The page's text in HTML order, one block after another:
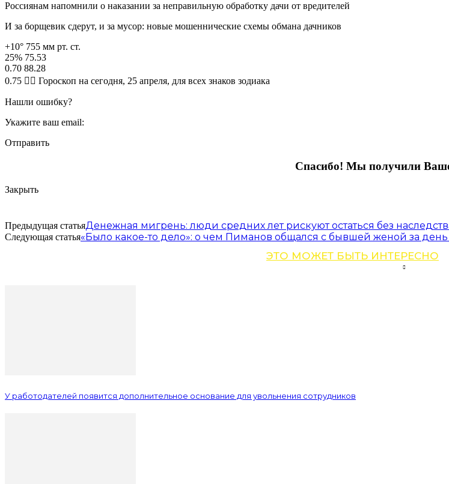
Россиянам напомнили о наказании за неправильную обработку дачи от вредителей
И за борщевик сдерут, и за мусор: новые мошеннические схемы обмана дачников
+10° 755 мм рт. ст.
25% 75.53
0.70 88.28
0.75 🧙‍♀ Гороскоп на сегодня, 25 апреля, для всех знаков зодиака
Нашли ошибку?
Укажите ваш email:
Отправить
Спасибо! Мы получили
Закрыть
Предыдущая статьяДенежная мигрень: люди средних лет рискуют остаться без
Следующая статья«Было какое-то дело»: о чем Пиманов общался с бывшей женой за
ЭТО МОЖЕТ БЫТЬ ИНТЕРЕСНО
У работодателей появится дополнительное основание для увольнения сотрудников